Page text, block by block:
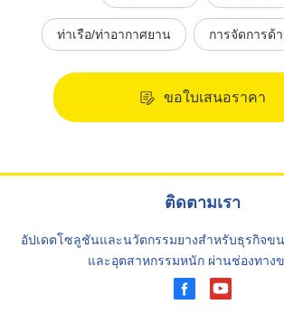
ท่าเรือ/ท่าอากาศยาน การจัดการด้
ขอใบเสนอราคา
ติดตามเรา
อัปเดตโซลูชันและนวัตกรรมยางสำหรับธุรกิจขน
และอุตสาหกรรมหนัก ผ่านช่องทางข